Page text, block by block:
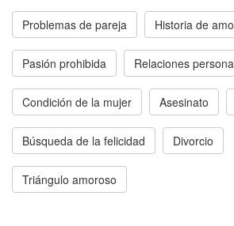
Problemas de pareja Historia de
Pasión prohibida Relaciones
Condición de la mujer Asesinato
Búsqueda de la felicidad Divorcio
Triángulo amoroso